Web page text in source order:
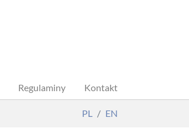
Regulaminy
Kontakt
PL EN